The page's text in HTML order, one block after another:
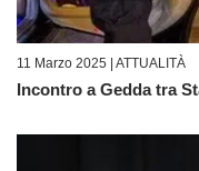
11 Marzo 2025 | ATTUALITÀ
Incontro a Gedda tra